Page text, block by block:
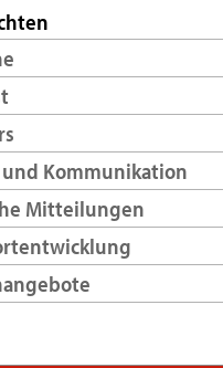
und Kommunikation
Mitteilungen